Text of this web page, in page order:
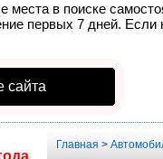
места в поиске
первых 7 дней.
сайта
Главная >